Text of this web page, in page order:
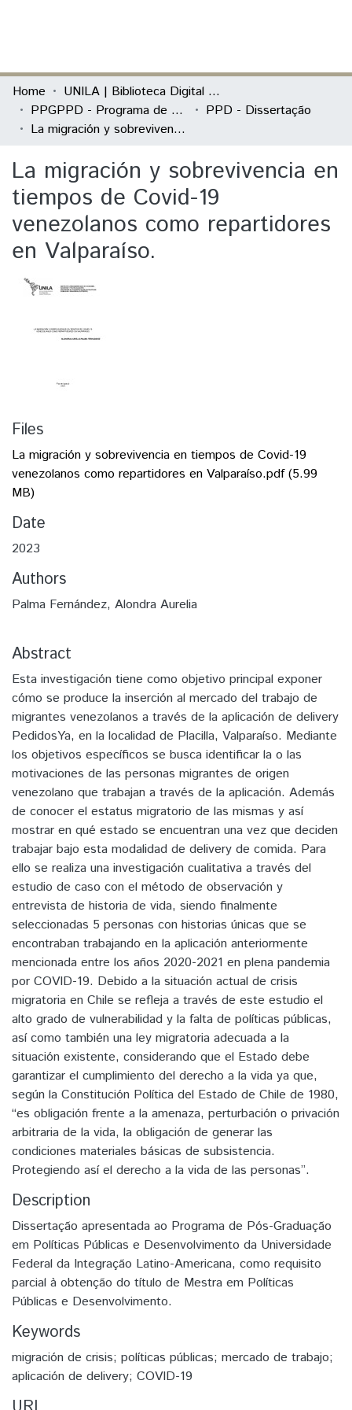
Communities & Collections
All of DSpace
Home
UNILA | Biblioteca Digital de Dissertações e Teses
PPGPPD - Programa de Pós-Graduação em Políticas Públicas e Desenvolvimento
PPD - Dissertação
La migración y sobrevivencia en tiempos de Covid-19 venezolanos como repartidores en Valparaíso.
La migración y sobrevivencia en
tiempos de Covid-19
venezolanos como repartidores
en Valparaíso.
Files
La migración y sobrevivencia en tiempos de Covid-19
venezolanos como repartidores en Valparaíso.pdf(5.99
MB)
Date
2023
Authors
Palma Fernández, Alondra Aurelia
Abstract
Esta investigación tiene como objetivo principal exponer
cómo se produce la inserción al mercado del trabajo de
migrantes venezolanos a través de la aplicación de delivery
PedidosYa, en la localidad de Placilla, Valparaíso. Mediante
los objetivos específicos se busca identificar la o las
motivaciones de las personas migrantes de origen
venezolano que trabajan a través de la aplicación. Además
de conocer el estatus migratorio de las mismas y así
mostrar en qué estado se encuentran una vez que deciden
trabajar bajo esta modalidad de delivery de comida. Para
ello se realiza una investigación cualitativa a través del
estudio de caso con el método de observación y
entrevista de historia de vida, siendo finalmente
seleccionadas 5 personas con historias únicas que se
encontraban trabajando en la aplicación anteriormente
mencionada entre los años 2020-2021 en plena pandemia
por COVID-19. Debido a la situación actual de crisis
migratoria en Chile se refleja a través de este estudio el
alto grado de vulnerabilidad y la falta de políticas públicas,
así como también una ley migratoria adecuada a la
situación existente, considerando que el Estado debe
garantizar el cumplimiento del derecho a la vida ya que,
según la Constitución Política del Estado de Chile de 1980,
“es obligación frente a la amenaza, perturbación o privación
arbitraria de la vida, la obligación de generar las
condiciones materiales básicas de subsistencia.
Protegiendo así el derecho a la vida de las personas”.
Description
Dissertação apresentada ao Programa de Pós-Graduação
em Políticas Públicas e Desenvolvimento da Universidade
Federal da Integração Latino-Americana, como requisito
parcial à obtenção do título de Mestra em Políticas
Públicas e Desenvolvimento.
Keywords
migración de crisis; políticas públicas; mercado de trabajo;
aplicación de delivery; COVID-19